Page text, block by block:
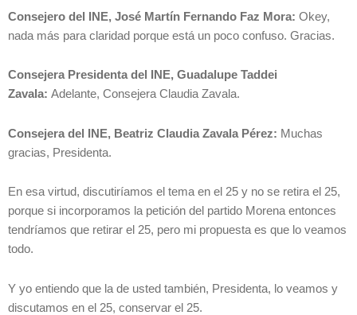
Consejero del INE, José Martín Fernando Faz Mora: Okey,
nada más para claridad porque está un poco confuso. Gracias.
Consejera Presidenta del INE, Guadalupe Taddei
Zavala: Adelante, Consejera Claudia Zavala.
Consejera del INE, Beatriz Claudia Zavala Pérez: Muchas
gracias, Presidenta.
En esa virtud, discutiríamos el tema en el 25 y no se retira el 25,
porque si incorporamos la petición del partido Morena entonces
tendríamos que retirar el 25, pero mi propuesta es que lo veamos
todo.
Y yo entiendo que la de usted también, Presidenta, lo veamos y
discutamos en el 25, conservar el 25.